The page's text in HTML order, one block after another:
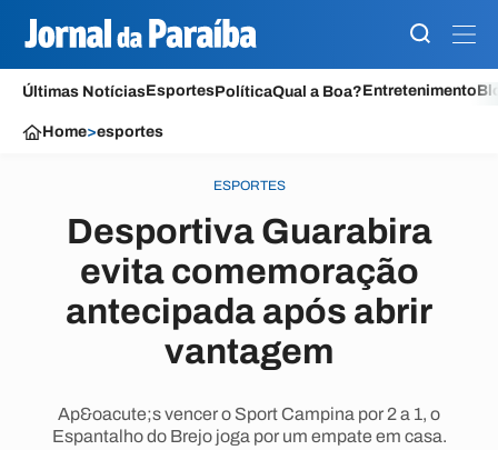
Últimas NotíciasEsportesPolíticaQual a Boa?Entretenimento
Home>esportes
ESPORTES
Desportiva Guarabira
evita comemoração
antecipada após abrir
vantagem
Ap&oacute;s vencer o Sport Campina por 2 a 1, o
Espantalho do Brejo joga por um empate em casa.